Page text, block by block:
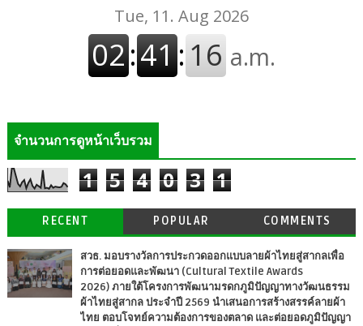
จำนวนการดูหน้าเว็บรวม
1 5 4 0 3 1
RECENT POPULAR COMMENTS
สวธ. มอบรางวัลการประกวดออกแบบลายผ้าไทยสู่สากลเพื่อ
การต่อยอดและพัฒนา (Cultural Textile Awards
2026) ภายใต้โครงการพัฒนามรดกภูมิปัญญาทางวัฒนธรรม
ผ้าไทยสู่สากล ประจำปี 2569 นำเสนอการสร้างสรรค์ลายผ้า
ไทย ตอบโจทย์ความต้องการของตลาด และต่อยอดภูมิปัญญา